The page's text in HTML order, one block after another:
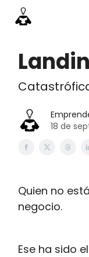
18 de
Quien no
negocio.
Ese ha sido